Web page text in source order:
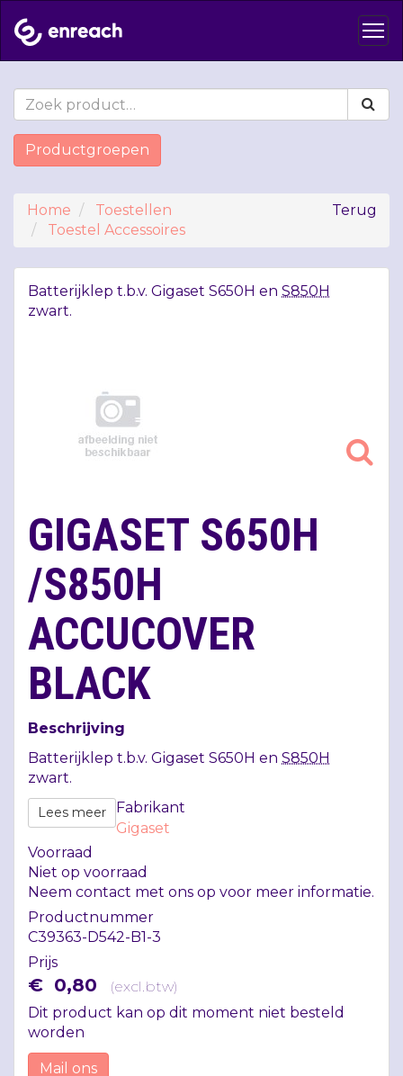
Productgroepen
Terug
Home
Toestellen
Toestel Accessoires
Batterijklep t.b.v. Gigaset S650H en S850H
zwart.
GIGASET S650H
/S850H
ACCUCOVER
BLACK
Beschrijving
Batterijklep t.b.v. Gigaset S650H en S850H
zwart.
Lees meer
Fabrikant
Gigaset
Voorraad
Niet op voorraad
Neem contact met ons op voor meer informatie.
Productnummer
C39363-D542-B1-3
Prijs
€ 0,80 (excl.btw)
Dit product kan op dit moment niet besteld
worden
Mail ons